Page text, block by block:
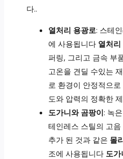
다..
열처리 용광로: 스테
에 사용됩니다 열처리
퍼링, 그리고 금속 부
고온을 견딜 수있는
로 환경이 안정적으
도와 압력의 정확한
도가니와 곰팡이: 녹
테인레스 스틸의 고
추가 된 것과 같은 몰
조에 사용됩니다 도가